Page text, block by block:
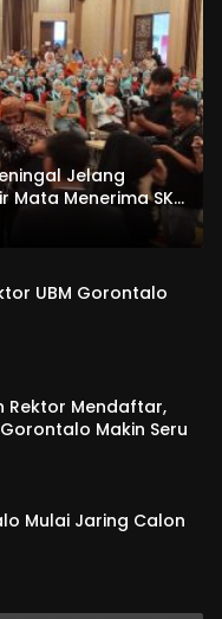
Jelang
Mata Menerima SKL
UBM Gorontalo
Rektor Mendaftar,
Makin Seru
Mulai Jaring Calon